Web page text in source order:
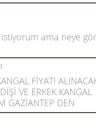
ama neye
FİYATI
VE ERKEK KANGAL
GAZİANTEP DEN